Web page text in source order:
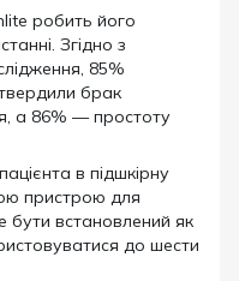
робить його
Згідно з
85%
брак
а 86% — простоту
в підшкірну
пристрою для
бути встановлений як
до шести